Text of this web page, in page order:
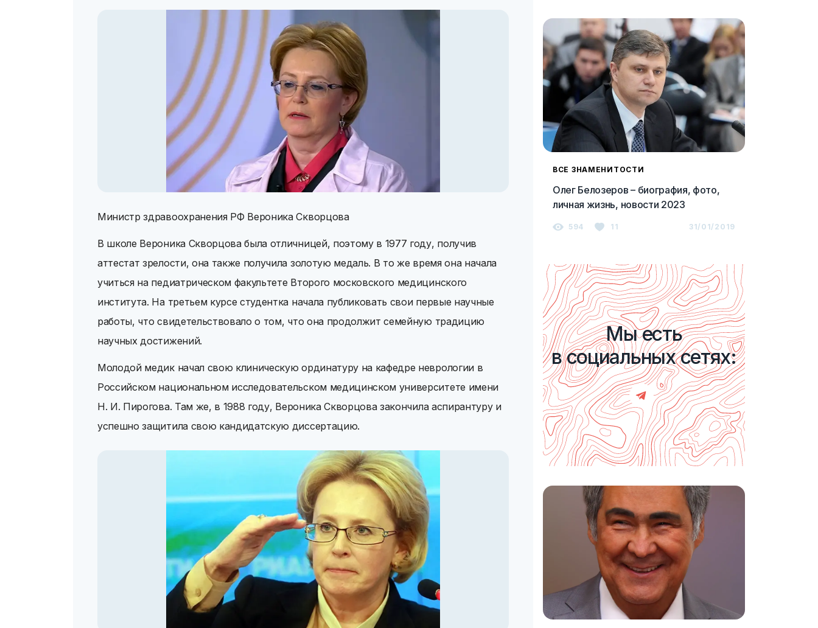
Министр здравоохранения РФ Вероника Скворцова
В школе Вероника Скворцова была отличницей, поэтому в 1977 году, получив
аттестат зрелости, она также получила золотую медаль. В то же время она начала
учиться на педиатрическом факультете Второго московского медицинского
института. На третьем курсе студентка начала публиковать свои первые научные
работы, что свидетельствовало о том, что она продолжит семейную традицию
научных достижений.
Молодой медик начал свою клиническую ординатуру на кафедре неврологии в
Российском национальном исследовательском медицинском университете имени
Н. И. Пирогова. Там же, в 1988 году, Вероника Скворцова закончила аспирантуру и
успешно защитила свою кандидатскую диссертацию.
ВСЕ ЗНАМЕНИТОСТИ
Олег Белозеров – биография, фото,
личная жизнь, новости 2023
594 11 31/01/2019
Мы есть
в социальных сетях: